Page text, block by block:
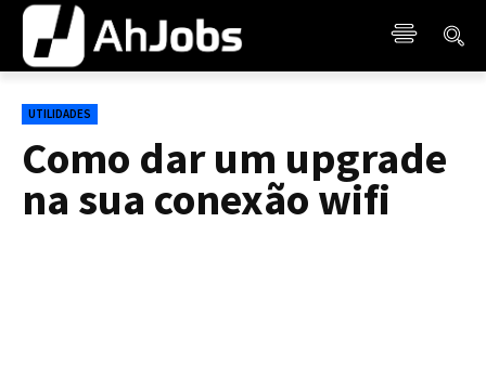
UTILIDADES
Como dar um upgrade
na sua conexão wifi